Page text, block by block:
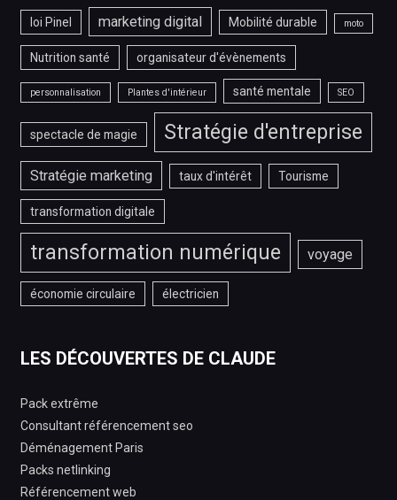
loi Pinel marketing digital Mobilité durable moto
Nutrition santé organisateur d'évènements
personnalisation Plantes d'intérieur santé mentale SEO
spectacle de magie Stratégie d'entreprise
Stratégie marketing taux d'intérêt Tourisme
transformation digitale
transformation numérique voyage
économie circulaire électricien
LES DÉCOUVERTES DE CLAUDE
Pack extrême
Consultant référencement seo
Déménagement Paris
Packs netlinking
Référencement web